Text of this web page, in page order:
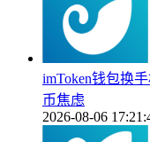
imToken钱包换
币焦虑
2026-08-06